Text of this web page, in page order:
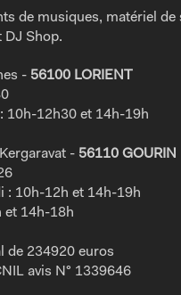
de musiques, matériel de
DJ Shop.
- 56100 LORIENT
10h-12h30 et 14h-19h
- 56110 GOURIN
: 10h-12h et 14h-19h
et 14h-18h
de 234920 euros
avis N° 1339646